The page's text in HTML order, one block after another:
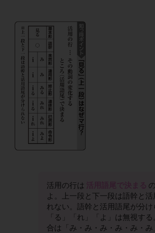
活用の行は
よ。上一段と下一段は語幹と
れない。語幹と活用語尾が分け
「る」「れ」「よ」は無視す
合は「み・み・み・み・み・